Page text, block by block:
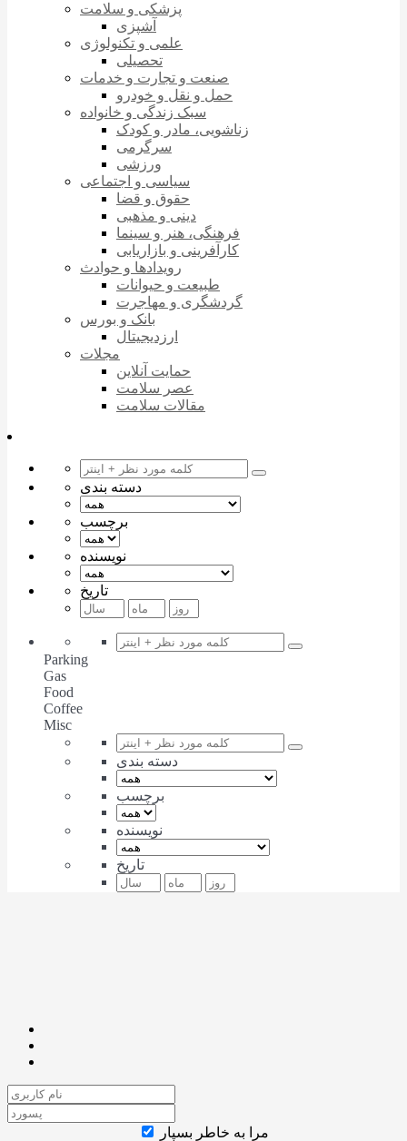
پزشکی و سلامت
آشپزی
علمی و تکنولوژی
تحصیلی
صنعت و تجارت و خدمات
حمل و نقل و خودرو
سبک زندگی و خانواده
زناشویی، مادر و کودک
سرگرمی
ورزشی
سیاسی و اجتماعی
حقوق و قضا
دینی و مذهبی
فرهنگی، هنر و سینما
کارآفرینی و بازاریابی
رویدادها و حوادث
طبیعت و حیوانات
گردشگری و مهاجرت
بانک و بورس
ارزدیجیتال
مجلات
حمایت آنلاین
عصر سلامت
مقالات سلامت
دسته بندی
برچسب
نویسنده
تاریخ
Parking
Gas
Food
Coffee
Misc
دسته بندی
برچسب
نویسنده
تاریخ
مرا به خاطر بسپار